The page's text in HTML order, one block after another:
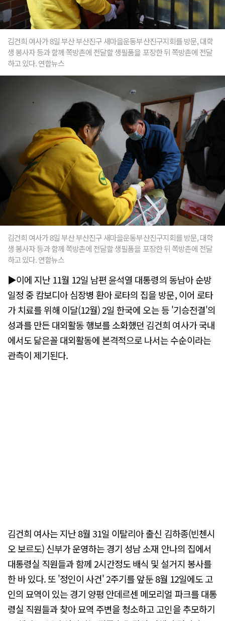
김건희 여사가 8일 부산 부산진구 새마을운동부산진구지회를 방문, 대학
생 봉사자 등과 함께 쪽방촌에 전달할 생필품을 포장한 뒤 쪽방촌에 전달
하고 있다. 연합뉴스
김건희 여사가 8일 부산 부산진구 새마을운동부산진구지회를 방문, 대학
생 봉사자 등과 함께 쪽방촌에 전달할 생필품을 포장한 뒤 쪽방촌에 전달
하고 있다. 연합뉴스
▶이에 지난 11월 12일 남편 윤석열 대통령의 동남아 순방
일정 중 캄보디아 심장병 환아 로타의 집을 방문, 이어 로타
가 치료를 위해 이달(12월) 2일 한국에 오는 등 '기승전결'의
성과를 만든 대외활동 행보를 소화했던 김건희 여사가 국내
에서도 닮은꼴 대외활동에 본격적으로 나서는 수순이라는
관측이 제기된다.
김건희 여사는 지난 8월 31일 이탈리아 출신 김하종(빈첸시
오 보르도) 신부가 운영하는 경기 성남 소재 안나의 집에서
대통령실 직원들과 함께 2시간정도 배식 및 설거지 봉사를
한 바 있다. 또 '정인이 사건' 2주기를 앞둔 8월 12일에도 고
인의 묘역이 있는 경기 양평 안데르센 메모리얼 파크를 대통
령실 직원들과 찾아 묘역 주변을 청소하고 고인을 추모하기